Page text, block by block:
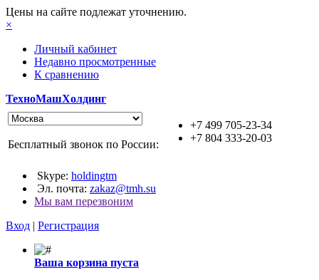
Цены на сайте подлежат уточнению.
×
Личный кабинет
Недавно просмотренные
К сравнению
ТехноМашХолдинг
+7 499 705-23-34
+7 804 333-20-03
Бесплатный звонок по России:
Skype: holdingtm
Эл. почта: zakaz@tmh.su
Мы вам перезвоним
Вход | Регистрация
Ваша корзина пуста